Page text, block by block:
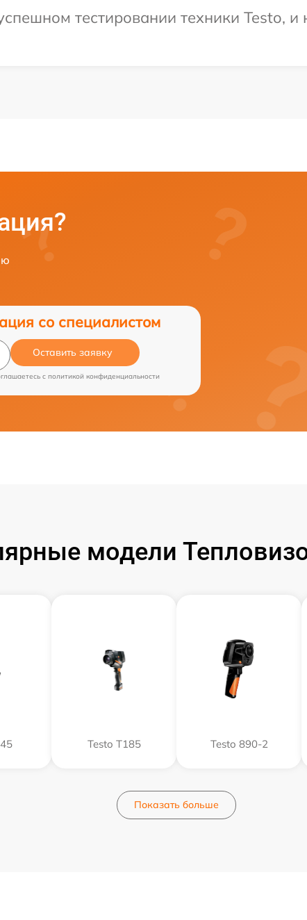
тестировании техники Testo, и
со специалистом
Оставить заявку
c политикой конфиденциальности
модели
Testo T185 Testo 890-2
Показать больше